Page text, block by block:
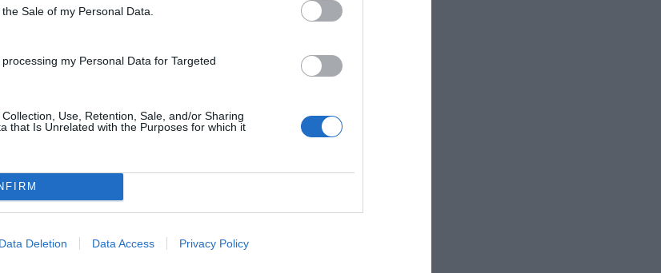
Sale of my Personal Data.
my Personal Data for Targeted
Use, Retention, Sale, and/or Sharing
that Is Unrelated with the Purposes for which it
Data Deletion Data Access Privacy Policy
η γνησιότητα, ανθρώπων και
ο Καστός να μην είναι ο κρυμμένος
στις μέρες μας. Αλλά «ανοίγει» στους
του, παραμένοντας πιστό στον